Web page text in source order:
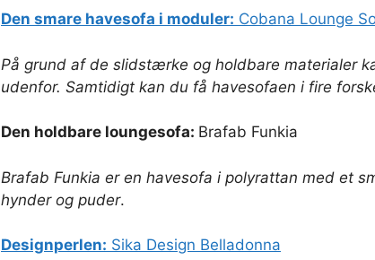
Den smare havesofa i moduler: Cobana Lounge
På grund af de slidstærke og holdbare materialer
udenfor. Samtidigt kan du få havesofaen i fire
Den holdbare loungesofa: Brafab Funkia
Brafab Funkia er en havesofa i polyrattan med et
hynder og puder.
Designperlen: Sika Design Belladonna